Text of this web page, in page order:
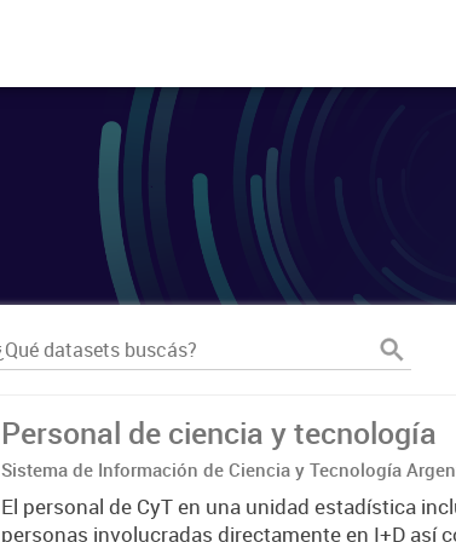
Personal de ciencia y tecnología
Sistema de Información de Ciencia y Tecnología
El personal de CyT en una unidad estadística
personas involucradas directamente en I+D así